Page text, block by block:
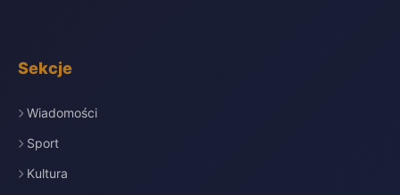
Sekcje
Wiadomości
Sport
Kultura